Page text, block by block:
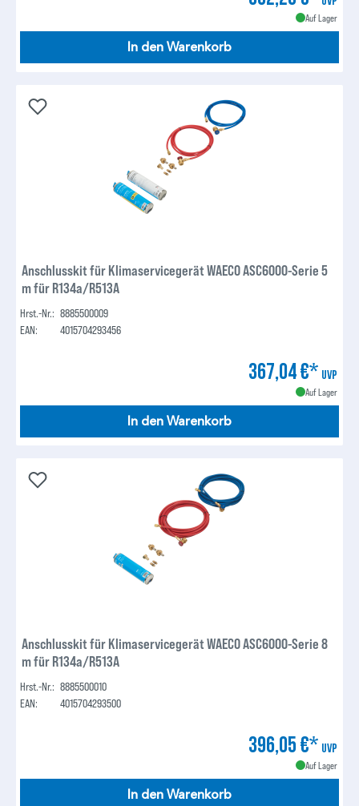
Auf Lager
In den Warenkorb
Anschlusskit für Klimaservicegerät WAECO ASC6000-Serie 5
m für R134a/R513A
Hrst.-Nr.: 8885500009
EAN:
4015704293456
367,04 €* UVP
Auf Lager
In den Warenkorb
Anschlusskit für Klimaservicegerät WAECO ASC6000-Serie 8
m für R134a/R513A
Hrst.-Nr.: 8885500010
EAN:
4015704293500
396,05 €* UVP
Auf Lager
In den Warenkorb